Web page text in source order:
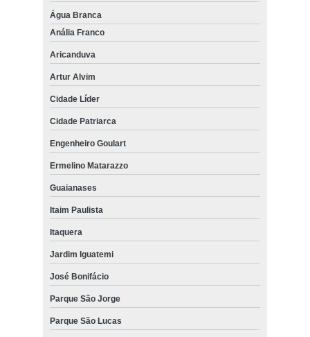
Água Branca
Anália Franco
Aricanduva
Artur Alvim
Cidade Líder
Cidade Patriarca
Engenheiro Goulart
Ermelino Matarazzo
Guaianases
Itaim Paulista
Itaquera
Jardim Iguatemi
José Bonifácio
Parque São Jorge
Parque São Lucas